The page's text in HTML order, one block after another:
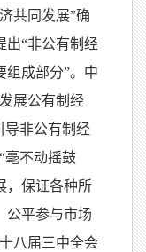
共同发展”确
出“非公有制经
组成部分”。中
展公有制经
导非公有制经
毫不动摇鼓
，保证各种所
公平参与市场
八届三中全会